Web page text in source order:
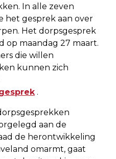
In alle zeven
het gesprek aan over
Het dorpsgesprek
op maandag 27 maart.
die willen
kunnen zich
.
aan de
de herontwikkeling
omarmt, gaat